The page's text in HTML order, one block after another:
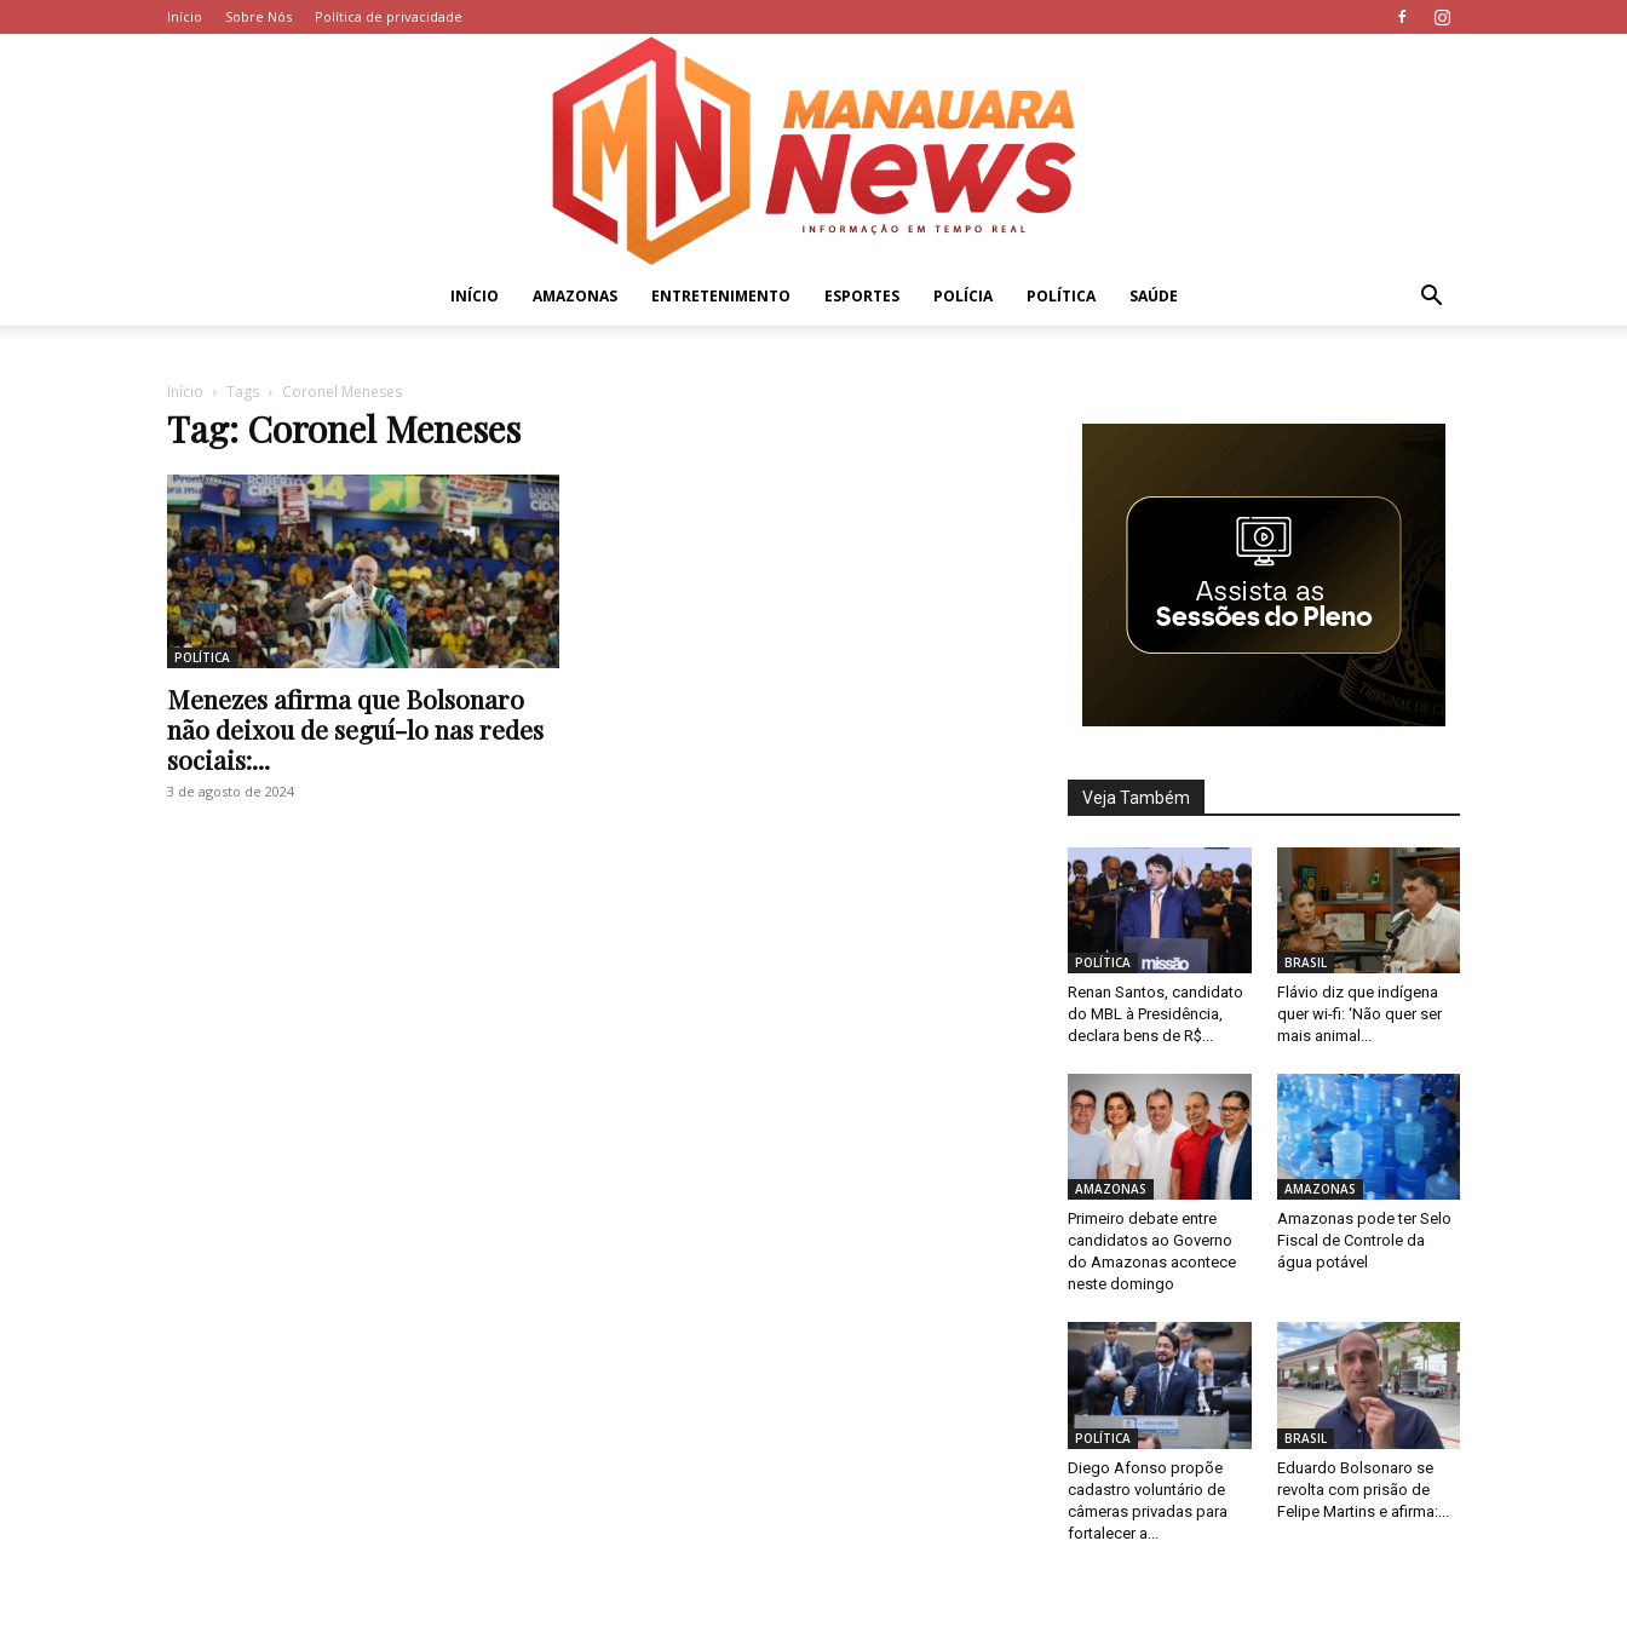
Início Sobre Nós Política de privacidade
INÍCIO AMAZONAS ENTRETENIMENTO ESPORTES POLÍCIA POLÍTICA SAÚDE
Início Tags Coronel Meneses
Tag: Coronel Meneses
POLÍTICA
Menezes afirma que Bolsonaro
não deixou de seguí-lo nas redes
sociais:...
3 de agosto de 2024 Veja Também
POLÍTICA
Renan Santos, candidato
do MBL à Presidência,
declara bens de R$...
BRASIL
Flávio diz que indígena
quer wi-fi: ‘Não quer ser
mais animal...
AMAZONAS
Primeiro debate entre
candidatos ao Governo
do Amazonas acontece
neste domingo
AMAZONAS
Amazonas pode ter Selo
Fiscal de Controle da
água potável
POLÍTICA
Diego Afonso propõe
cadastro voluntário de
câmeras privadas para
fortalecer a...
BRASIL
Eduardo Bolsonaro se
revolta com prisão de
Felipe Martins e afirma:...